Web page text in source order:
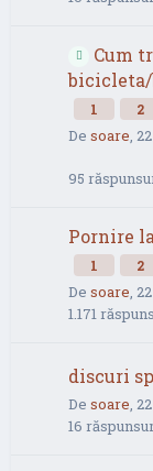
Cum
1 2
De soare,
95
Pornire
1 2
De soare,
1.171
discuri
De soare,
16